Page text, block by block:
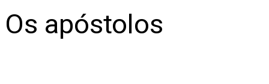
Os apóstolos